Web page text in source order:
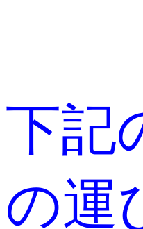
下記
の運